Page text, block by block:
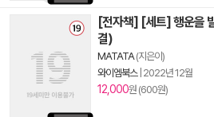
[전자책] [세트] 행운을
결)
MATATA(지은이)
와이엠북스| 2022년 12월
12,000원 (600원)